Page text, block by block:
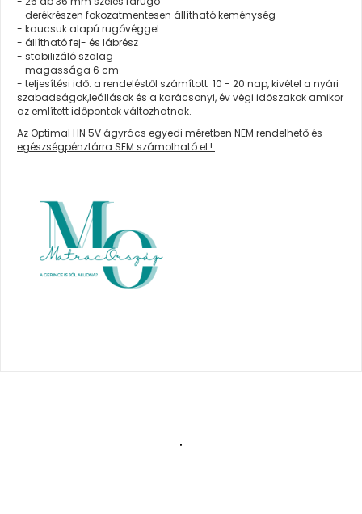
- derékrészen fokozatmentesen állítható keménység
- kaucsuk alapú rugóvéggel
- állítható fej- és lábrész
- stabilizáló szalag
- magassága 6 cm
- teljesítési idő: a rendeléstől számított 10 - 20 nap, kivétel a nyári
szabadságok,leállások és a karácsonyi, év végi időszakok amikor
az említett időpontok változhatnak.
Az Optimal HN 5V ágyrács egyedi méretben NEM rendelhető és
egészségpénztárra SEM számolható el !
.